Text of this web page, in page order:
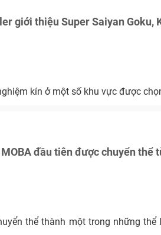
giới thiệu Super Saiyan Goku,
kín ở một số khu vực được
đầu tiên được chuyển thể
thể thành một trong những thể